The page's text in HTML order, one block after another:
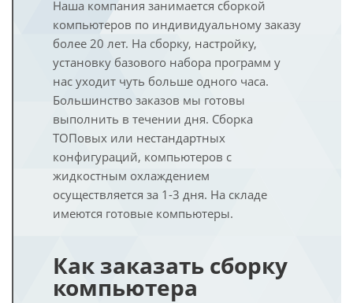
Наша компания занимается сборкой
компьютеров по индивидуальному заказу
более 20 лет. На сборку, настройку,
установку базового набора программ у
нас уходит чуть больше одного часа.
Большинство заказов мы готовы
выполнить в течении дня. Сборка
ТОПовых или нестандартных
конфигураций, компьютеров с
жидкостным охлаждением
осуществляется за 1-3 дня. На складе
имеются готовые компьютеры.
Как заказать сборку
компьютера